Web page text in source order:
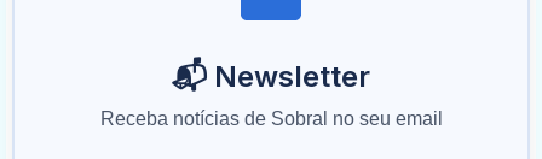
📬 Newsletter
Receba notícias de Sobral no seu email